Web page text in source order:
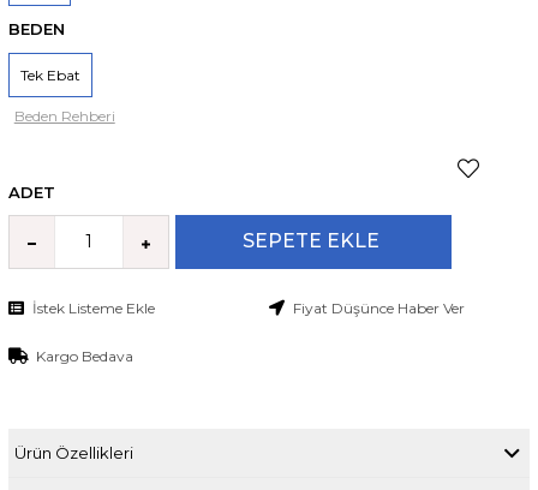
BEDEN
Tek Ebat
Beden Rehberi
ADET
İstek Listeme Ekle Fiyat Düşünce Haber Ver
Kargo Bedava
Ürün Özellikleri